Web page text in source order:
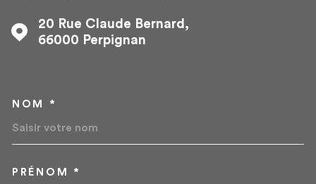
20 Rue Claude Bernard,
66000
Perpignan
NOM *
PRÉNOM *